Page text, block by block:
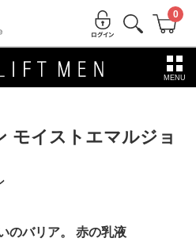
0
MENU
モイストエマルジョ
のバリア。 赤の乳液